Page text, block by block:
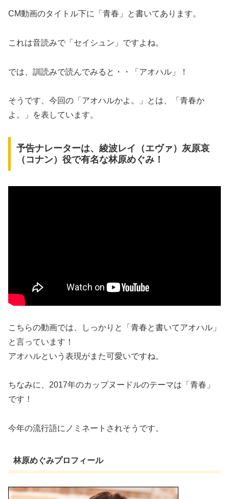
CM動画のタイトル下に「青春」と書いてあります。
これは音読みで「セイシュン」ですよね。
では、訓読みで読んでみると・・「アオハル」！
そうです、今回の「アオハルかよ。」とは、「青春か
よ。」を表しています。
予告ナレーターは、綾波レイ（エヴァ）灰原哀
（コナン）役で有名な林原めぐみ！
こちらの動画では、しっかりと「青春と書いてアオハル」
と言っています！
アオハルという表現がまた可愛いですね。
ちなみに、2017年のカップヌードルのテーマは「青春」
です！
今年の流行語にノミネートされそうです。
林原めぐみプロフィール